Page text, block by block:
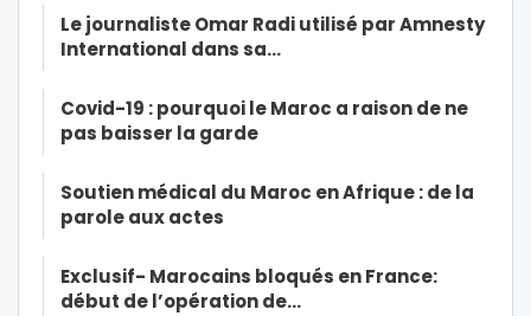
Le journaliste Omar Radi utilisé par Amnesty
International dans sa…
Covid-19 : pourquoi le Maroc a raison de ne
pas baisser la garde
Soutien médical du Maroc en Afrique : de la
parole aux actes
Exclusif- Marocains bloqués en France:
début de l’opération de…